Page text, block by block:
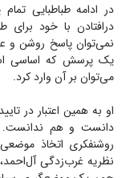
در ادامه طباطبایی
در‌افتادن با خود
نمی‌توان پاسخ روشن و
یک پرسش که اساسی
می‌توان بر آن وارد کرد.
او به همین اعتبار در
دانست و هم
روشنفکری اتخاذ
نظریه غرب‌زدگی آل‌احمد،